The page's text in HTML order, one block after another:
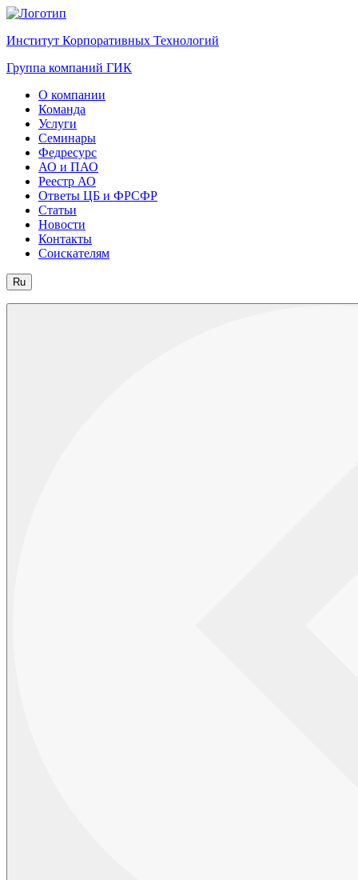
Институт Корпоративных Технологий
Группа компаний ГИК
О компании
Команда
Услуги
Семинары
Федресурс
АО и ПАО
Реестр АО
Ответы ЦБ и ФРСФР
Статьи
Новости
Контакты
Соискателям
Ru